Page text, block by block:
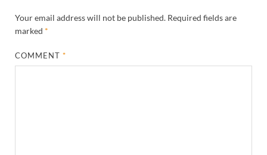
Your email address will not be published. Required fields are
marked *
COMMENT*